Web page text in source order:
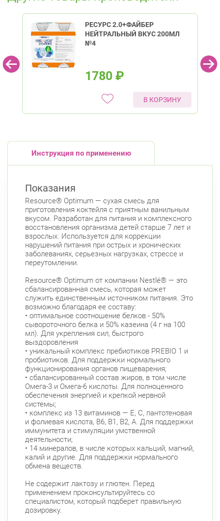
РЕСУРС 2.0+ФАЙБЕР
НЕЙТРАЛЬНЫЙ ВКУС 200МЛ
№4
1780 ₽
В КОРЗИНУ
Инструкция по применению
Показания
Resource® Optimum — сухая смесь для
приготовления коктейля с приятным ванильным
вкусом. Разработан для питания и комплексного
восстановления организма детей старше 7 лет и
взрослых. Используется для коррекции
нарушений питания при острых и хронических
заболеваниях, серьезных нагрузках, стрессе и
переутомлении.
Resource® Optimum от компании Nestlé® — это
сбалансированная смесь, которая может
служить единственным источником питания. Это
возможно благодаря ее составу:
• оптимальное соотношение белков - 50%
сывороточного белка и 50% казеина (4 г на 100
мл). Для укрепления сил, быстрого
выздоровления
• уникальный комплекс пребиотиков PREBIO 1 и
пробиотиков. Для поддержки нормального
функционирования органов пищеварения;
• сбалансированный состав жиров, в том числе
Омега-3 и Омега-6 кислоты. Для полноценного
обеспечения энергией и крепкой нервной
системы;
• комплекс из 13 витаминов — Е, С, пантотеновая
и фолиевая кислота, В6, В1, В2, А. Для поддержки
иммунитета и стимуляции умственной
деятельности;
• 14 минералов, в числе которых кальций, магний,
калий и другие. Для поддержки нормального
обмена веществ.
Не содержит лактозу и глютен. Перед
применением проконсультируйтесь со
специалистом, который подберет правильную
дозировку.